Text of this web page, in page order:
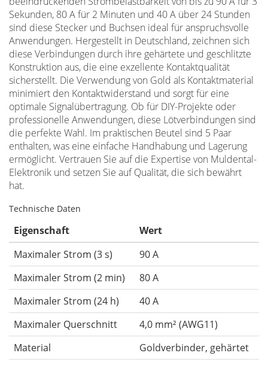
Sekunden, 80 A für 2 Minuten und 40 A über 24 Stunden
sind diese Stecker und Buchsen ideal für anspruchsvolle
Anwendungen. Hergestellt in Deutschland, zeichnen sich
diese Verbindungen durch ihre gehärtete und geschlitzte
Konstruktion aus, die eine exzellente Kontaktqualität
sicherstellt. Die Verwendung von Gold als Kontaktmaterial
minimiert den Kontaktwiderstand und sorgt für eine
optimale Signalübertragung. Ob für DIY-Projekte oder
professionelle Anwendungen, diese Lötverbindungen sind
die perfekte Wahl. Im praktischen Beutel sind 5 Paar
enthalten, was eine einfache Handhabung und Lagerung
ermöglicht. Vertrauen Sie auf die Expertise von Muldental-
Elektronik und setzen Sie auf Qualität, die sich bewährt
hat.
Technische Daten
Eigenschaft
Wert
Maximaler Strom (3 s)
90 A
Maximaler Strom (2 min)
80 A
Maximaler Strom (24 h)
40 A
Maximaler Querschnitt
4,0 mm² (AWG11)
Material
Goldverbinder, gehärtet